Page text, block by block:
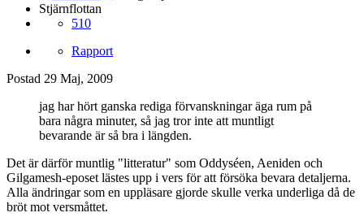
Stjärnflottan
510
Rapport
Postad 29 Maj, 2009
jag har hört ganska rediga förvanskningar äga rum på
bara några minuter, så jag tror inte att muntligt
bevarande är så bra i längden.
Det är därför muntlig "litteratur" som Oddyséen, Aeniden och
Gilgamesh-eposet lästes upp i vers för att försöka bevara detaljerna.
Alla ändringar som en uppläsare gjorde skulle verka underliga då de
bröt mot versmåttet.